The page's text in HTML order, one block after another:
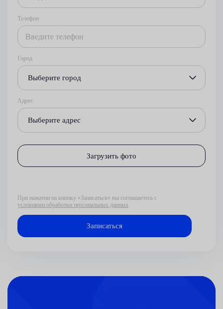
Телефон
Город
Выберите город
Адрес
Выберите адрес
Загрузить фото
При нажатии на кнопку «Записаться» вы соглашаетесь с
условиями обработки персональных данных